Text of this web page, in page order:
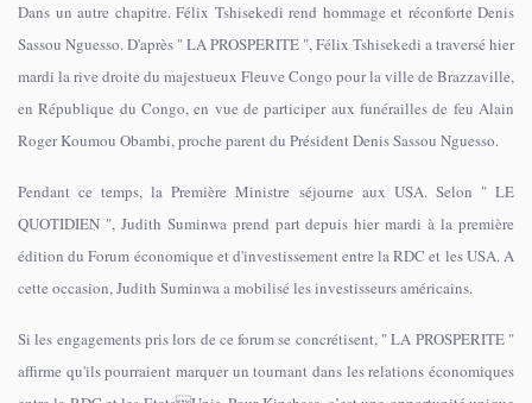
Dans un autre chapitre. Félix Tshisekedi rend hommage et réconforte Denis
Sassou Nguesso. D'après " LA PROSPERITE ", Félix Tshisekedi a traversé hier
mardi la rive droite du majestueux Fleuve Congo pour la ville de Brazzaville,
en République du Congo, en vue de participer aux funérailles de feu Alain
Roger Koumou Obambi, proche parent du Président Denis Sassou Nguesso.
Pendant ce temps, la Première Ministre séjourne aux USA. Selon " LE
QUOTIDIEN ", Judith Suminwa prend part depuis hier mardi à la première
édition du Forum économique et d'investissement entre la RDC et les USA. A
cette occasion, Judith Suminwa a mobilisé les investisseurs américains.
Si les engagements pris lors de ce forum se concrétisent, " LA PROSPERITE "
affirme qu'ils pourraient marquer un tournant dans les relations économiques